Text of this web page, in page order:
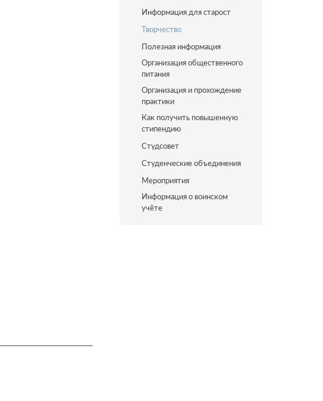
Информация для старост
Творчество
Полезная информация
Организация общественного
питания
Организация и прохождение
практики
Как получить повышенную
стипендию
Студсовет
Студенческие объединения
Мероприятия
Информация о воинском
учёте